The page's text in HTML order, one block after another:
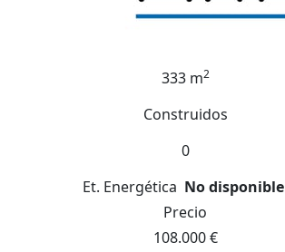
333 m2
Construidos
0
Et. Energética No disponible
Precio
108.000 €